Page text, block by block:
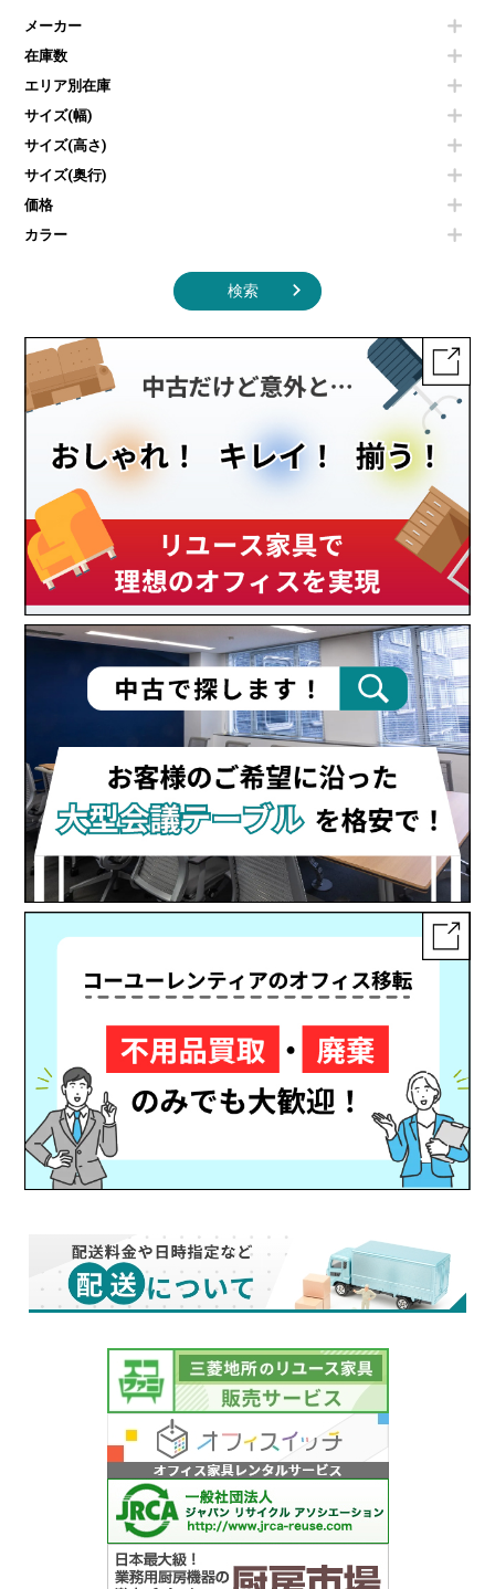
その他OA機器
コートハンガー・ポールハンガー
傘立て
食器棚・キッチンキャビネット
カタログスタンド
オフィスアクセサリーその他
カウンターテーブル
センターテーブル・サイドテーブル
ベンチ・スツール
ソファ
シェルフ
ダストボックス（ゴミ箱）
インテリア家具その他
冷蔵庫・洗濯機
空気清浄機・加湿器
液晶テレビ・モニター類
エアコン
掃除機
季節家電
メーカー
在庫数
エリア別在庫
サイズ(幅)
サイズ(高さ)
サイズ(奥行)
価格
カラー
検索